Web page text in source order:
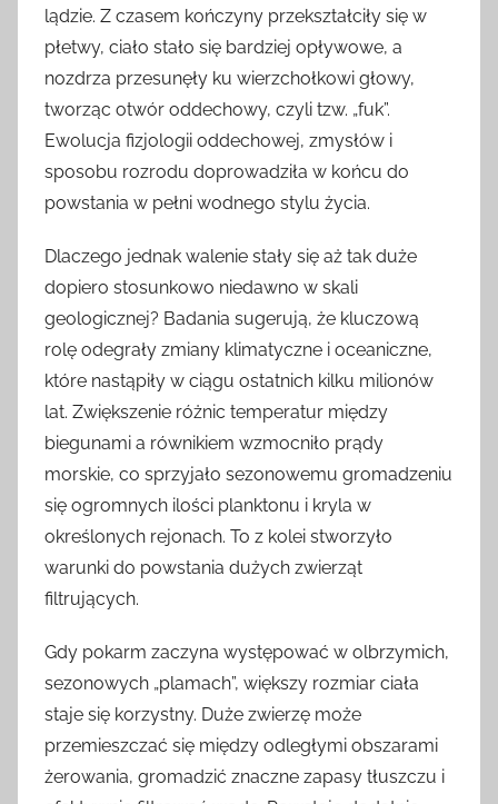
lądzie. Z czasem kończyny przekształciły się w
płetwy, ciało stało się bardziej opływowe, a
nozdrza przesunęły ku wierzchołkowi głowy,
tworząc otwór oddechowy, czyli tzw. „fuk”.
Ewolucja fizjologii oddechowej, zmysłów i
sposobu rozrodu doprowadziła w końcu do
powstania w pełni wodnego stylu życia.
Dlaczego jednak walenie stały się aż tak duże
dopiero stosunkowo niedawno w skali
geologicznej? Badania sugerują, że kluczową
rolę odegrały zmiany klimatyczne i oceaniczne,
które nastąpiły w ciągu ostatnich kilku milionów
lat. Zwiększenie różnic temperatur między
biegunami a równikiem wzmocniło prądy
morskie, co sprzyjało sezonowemu gromadzeniu
się ogromnych ilości planktonu i kryla w
określonych rejonach. To z kolei stworzyło
warunki do powstania dużych zwierząt
filtrujących.
Gdy pokarm zaczyna występować w olbrzymich,
sezonowych „plamach”, większy rozmiar ciała
staje się korzystny. Duże zwierzę może
przemieszczać się między odległymi obszarami
żerowania, gromadzić znaczne zapasy tłuszczu i